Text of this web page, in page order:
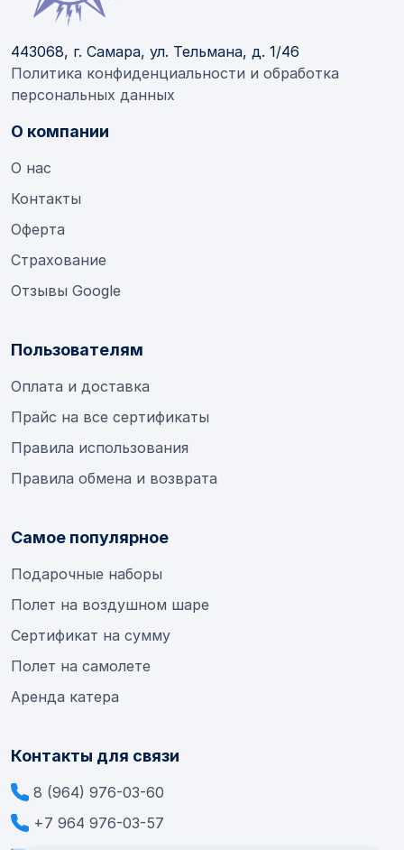
443068, г. Самара, ул. Тельмана, д. 1/46
Политика конфиденциальности и обработка
персональных данных
О компании
О нас
Контакты
Оферта
Страхование
Отзывы Google
Пользователям
Оплата и доставка
Прайс на все сертификаты
Правила использования
Правила обмена и возврата
Самое популярное
Подарочные наборы
Полет на воздушном шаре
Сертификат на сумму
Полет на самолете
Аренда катера
Контакты для связи
8 (964) 976-03-60
+7 964 976-03-57